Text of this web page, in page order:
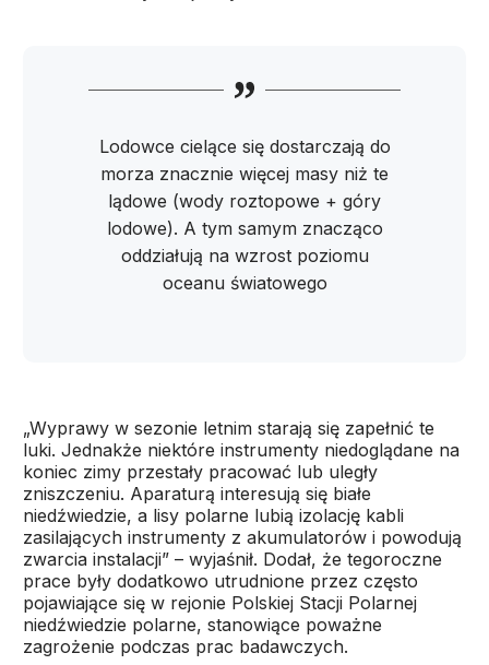
Lodowce cielące się dostarczają do
morza znacznie więcej masy niż te
lądowe (wody roztopowe + góry
lodowe). A tym samym znacząco
oddziałują na wzrost poziomu
oceanu światowego
„Wyprawy w sezonie letnim starają się zapełnić te
luki. Jednakże niektóre instrumenty niedoglądane na
koniec zimy przestały pracować lub uległy
zniszczeniu. Aparaturą interesują się białe
niedźwiedzie, a lisy polarne lubią izolację kabli
zasilających instrumenty z akumulatorów i powodują
zwarcia instalacji” – wyjaśnił. Dodał, że tegoroczne
prace były dodatkowo utrudnione przez często
pojawiające się w rejonie Polskiej Stacji Polarnej
niedźwiedzie polarne, stanowiące poważne
zagrożenie podczas prac badawczych.